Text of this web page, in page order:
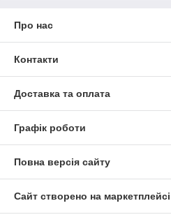
Про нас
Контакти
Доставка та оплата
Графік роботи
Повна версія сайту
Сайт створено на маркетплейсі